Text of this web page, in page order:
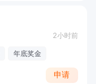
2小时前
年底奖金
申请